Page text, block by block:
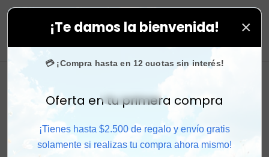
¡Te damos la bienvenida! ×
💳 ¡Compra hasta en 12 cuotas sin interés!
Activar sonido
Oferta en tu primera compra
¡Tienes hasta $2.500 de regalo y envío gratis
solamente si realizas tu compra ahora mismo!
todas tus compras. ⚡ Compra rápido y